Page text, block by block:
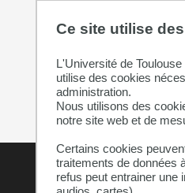
Ce site utilise
L'Université de
utilise des cookies
administration.
Nous utilisons des
notre site web et de
Certains cookies
traitements de données
refus peut entrainer une